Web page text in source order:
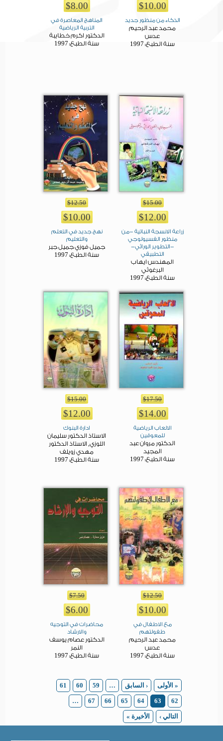
$10.00
الذكاء من منظور جديد
محمد عبد الرحيم
عدس
سنة الطبع: 1997
$8.00
المناهج المعاصرة في
التربية الرياضية
الدكتور اكرم خطايبة
سنة الطبع: 1997
$15.00
$12.00
زراعة الانسجة النباتية -من
منظور الفسيولوجي
-التطوير الوراثي-
التطبيقي
المهندس ايهاب
البرغوثي
سنة الطبع: 1997
$12.50
$10.00
نهج جديد في التعلم
والتعليم
جميل فوزي جميل جبر
سنة الطبع: 1997
$17.50
$14.00
الالعاب الرياضية
للمعوقين
الدكتور مروان عبد
المجيد
سنة الطبع: 1997
$15.00
$12.00
ادارة البنوك
الاستاذ الدكتور سليمان
اللوزي, الاستاذ الدكتور
مهدي زويلف
سنة الطبع: 1997
$12.50
$10.00
مع الاطفال في
طفولتهم
محمد عبد الرحيم
عدس
سنة الطبع: 1997
$7.50
$6.00
محاضرات في التوجيه
والارشاد
الدكتور عصام يوسف
النمر
سنة الطبع: 1997
« الأولى ‹ السابق …
59
60
61
62
63
64
65
66
67
…
التالي › الأخيرة »